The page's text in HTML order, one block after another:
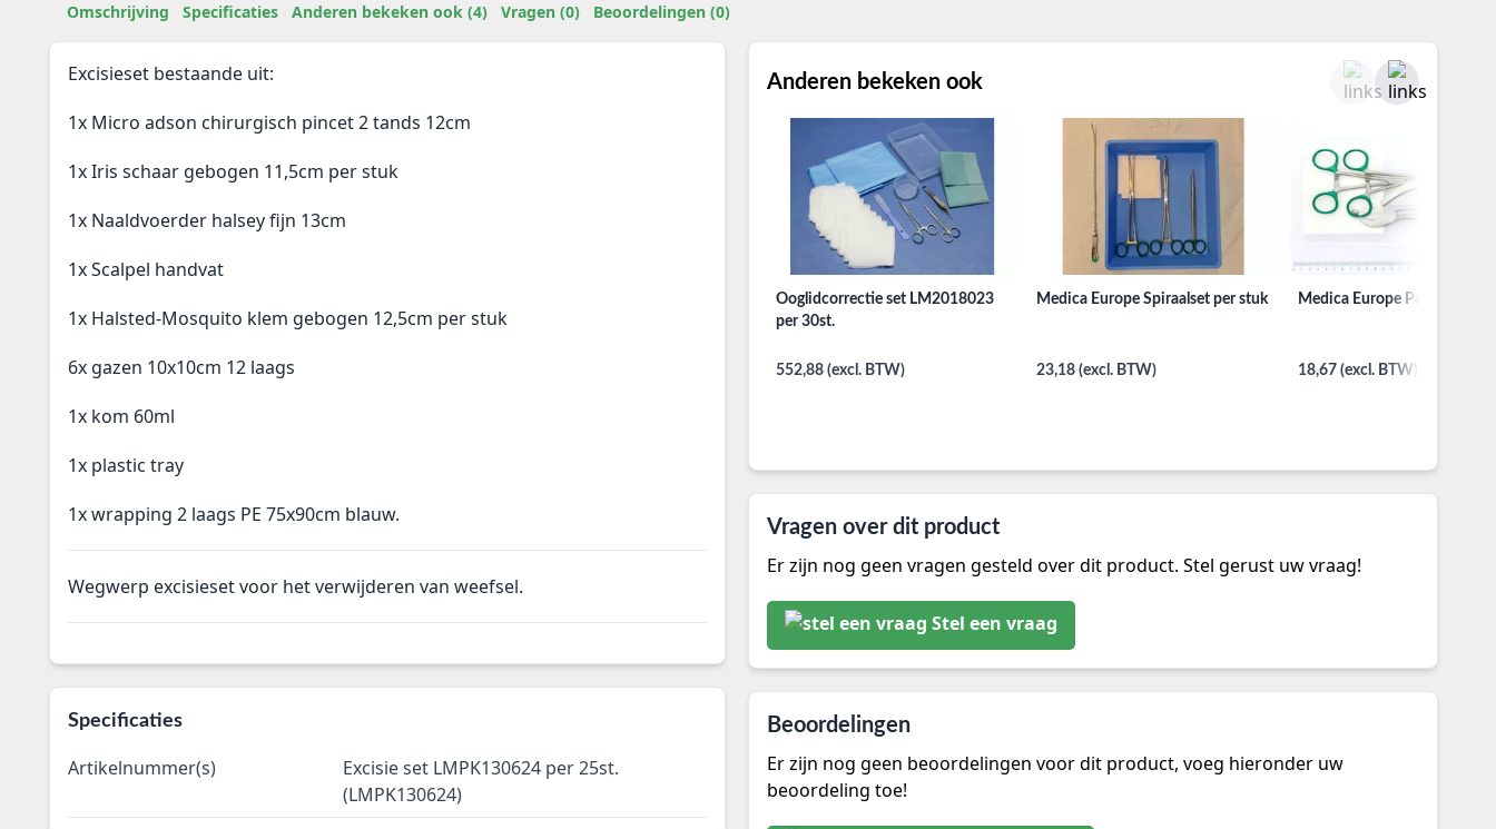
Omschrijving Specificaties Anderen bekeken ook (4) Vragen (0) Beoordelingen (0)
Excisieset bestaande uit:
1x Micro adson chirurgisch pincet 2 tands 12cm
1x Iris schaar gebogen 11,5cm per stuk
1x Naaldvoerder halsey fijn 13cm
1x Scalpel handvat
1x Halsted-Mosquito klem gebogen 12,5cm per stuk
6x gazen 10x10cm 12 laags
1x kom 60ml
1x plastic tray
1x wrapping 2 laags PE 75x90cm blauw.
Wegwerp excisieset voor het verwijderen van weefsel.
Specificaties
Artikelnummer(s)
Excisie set LMPK130624 per 25st.
(LMPK130624)
Anderen bekeken ook
Ooglidcorrectie set LM2018023
per 30st.
552,88 (excl. BTW)
Medica Europe Spiraalset per stuk
23,18 (excl. BTW)
Medica Europe Partusset
18,67 (excl. BTW)
Vragen over dit product
Er zijn nog geen vragen gesteld over dit product. Stel gerust uw vraag!
Stel een vraag
Beoordelingen
Er zijn nog geen beoordelingen voor dit product, voeg hieronder uw
beoordeling toe!